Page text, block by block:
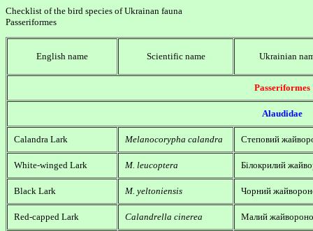
Checklist of the bird species of Ukrainan fauna
Passeriformes
English name Scientific name Ukrainian
Passeriformes
Alaudidae
Calandra Lark Melanocorypha calandra Степовий
White-winged Lark M. leucoptera Білокрилий
Black Lark M. yeltoniensis Чорний
Red-capped Lark Calandrella cinerea Малий